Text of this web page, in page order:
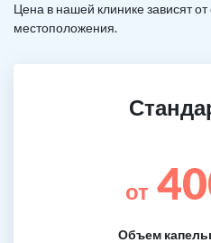
Цена в нашей клинике зависят
местоположения.
от
Объем